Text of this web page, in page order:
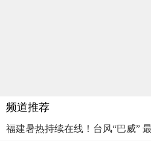
频道推荐
福建暑热持续在线！台风“巴威”